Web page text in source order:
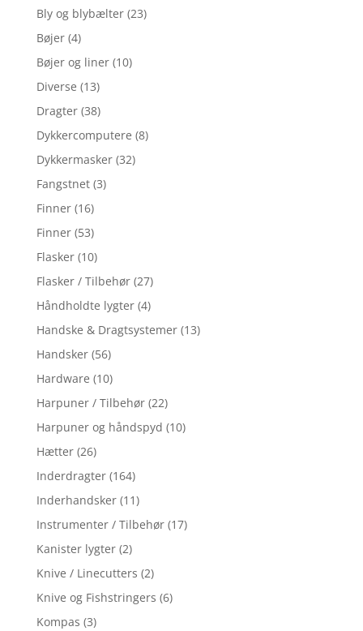
Bly og blybælter (23)
Bøjer (4)
Bøjer og liner (10)
Diverse (13)
Dragter (38)
Dykkercomputere (8)
Dykkermasker (32)
Fangstnet (3)
Finner (16)
Finner (53)
Flasker (10)
Flasker / Tilbehør (27)
Håndholdte lygter (4)
Handske & Dragtsystemer (13)
Handsker (56)
Hardware (10)
Harpuner / Tilbehør (22)
Harpuner og håndspyd (10)
Hætter (26)
Inderdragter (164)
Inderhandsker (11)
Instrumenter / Tilbehør (17)
Kanister lygter (2)
Knive / Linecutters (2)
Knive og Fishstringers (6)
Kompas (3)